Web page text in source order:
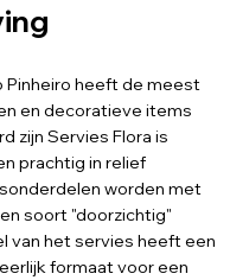
Pinheiro heeft de meest
en decoratieve items
zijn Servies Flora is
prachtig in relief
worden met
soort "doorzichtig"
van het servies heeft een
formaat voor een